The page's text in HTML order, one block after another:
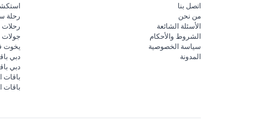
اتصل بنا
من نحن
الأسئلة الشائعة
الشروط والأحكام
سياسة الخصوصية
المدونة
رحلة
رحلات
جولات
يخوت
دبي
دبي
باقات
باقات